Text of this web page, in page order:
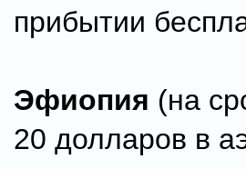
прибытии
Эфиопия (на
20 долларов в